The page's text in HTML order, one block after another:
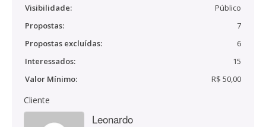
Visibilidade:
Público
Propostas:
7
Propostas excluídas:
6
Interessados:
15
Valor Mínimo:
R$ 50,00
Cliente
Leonardo